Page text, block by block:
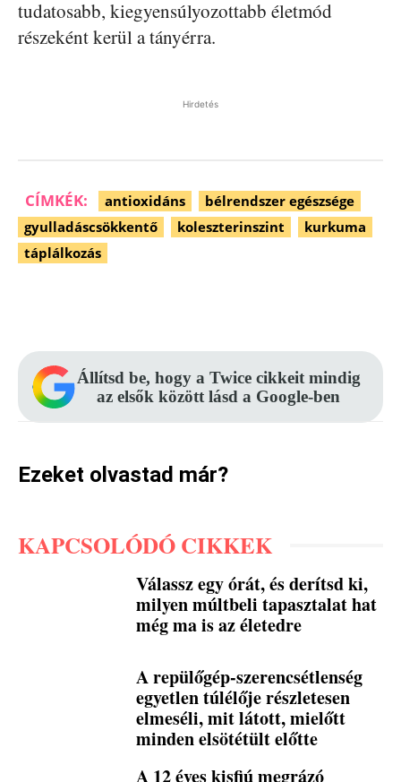
tudatosabb, kiegyensúlyozottabb életmód
részeként kerül a tányérra.
Hirdetés
CÍMKÉK: antioxidáns
bélrendszer egészsége
gyulladáscsökkentő
koleszterinszint
kurkuma
táplálkozás
Állítsd be, hogy a Twice cikkeit mindig
az elsők között lásd a Google-ben
Ezeket olvastad már?
KAPCSOLÓDÓ CIKKEK
Válassz egy órát, és derítsd ki,
milyen múltbeli tapasztalat hat
még ma is az életedre
A repülőgép-szerencsétlenség
egyetlen túlélője részletesen
elmeséli, mit látott, mielőtt
minden elsötétült előtte
A 12 éves kisfiú megrázó